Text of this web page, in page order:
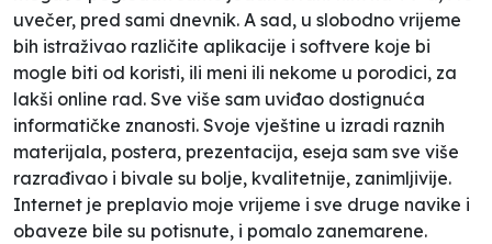
uvečer, pred sami dnevnik. A sad, u slobodno vrijeme
bih istraživao različite aplikacije i softvere koje bi
mogle biti od koristi, ili meni ili nekome u porodici, za
lakši online rad. Sve više sam uviđao dostignuća
informatičke znanosti. Svoje vještine u izradi raznih
materijala, postera, prezentacija, eseja sam sve više
razrađivao i bivale su bolje, kvalitetnije, zanimljivije.
Internet je preplavio moje vrijeme i sve druge navike i
obaveze bile su potisnute, i pomalo zanemarene.